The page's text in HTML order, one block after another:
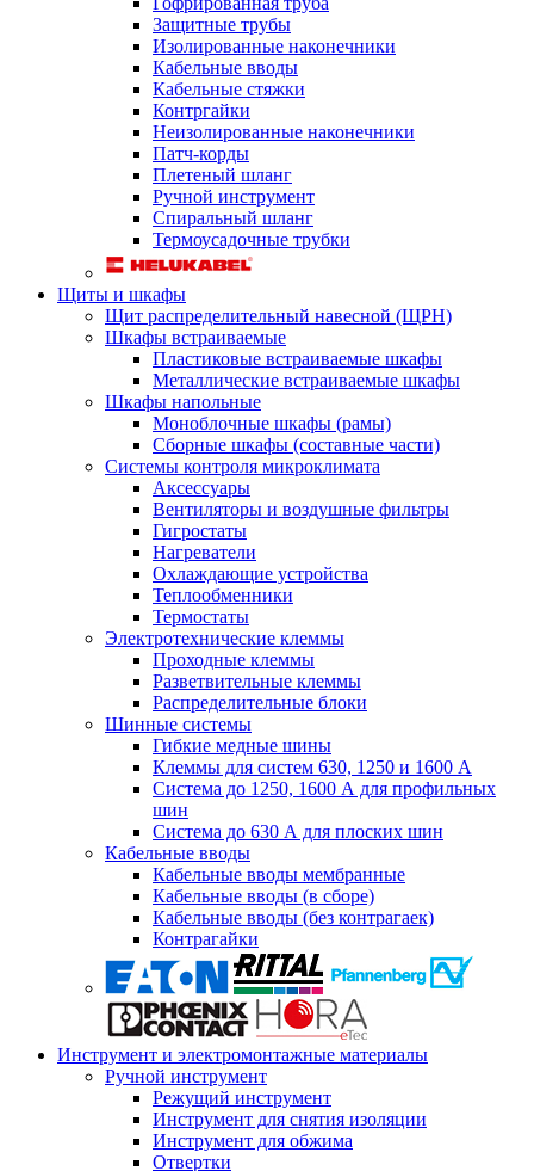
Защитные трубы
Изолированные наконечники
Кабельные вводы
Кабельные стяжки
Контргайки
Неизолированные наконечники
Патч-корды
Плетеный шланг
Ручной инструмент
Спиральный шланг
Термоусадочные трубки
Щиты и шкафы
Щит распределительный навесной (ЩРН)
Шкафы встраиваемые
Пластиковые встраиваемые шкафы
Металлические встраиваемые шкафы
Шкафы напольные
Моноблочные шкафы (рамы)
Сборные шкафы (составные части)
Системы контроля микроклимата
Аксессуары
Вентиляторы и воздушные фильтры
Гигростаты
Нагреватели
Охлаждающие устройства
Теплообменники
Термостаты
Электротехнические клеммы
Проходные клеммы
Разветвительные клеммы
Распределительные блоки
Шинные системы
Гибкие медные шины
Клеммы для систем 630, 1250 и 1600 А
Система до 1250, 1600 А для профильных
шин
Система до 630 А для плоских шин
Кабельные вводы
Кабельные вводы мембранные
Кабельные вводы (в сборе)
Кабельные вводы (без контрагаек)
Контрагайки
Инструмент и электромонтажные материалы
Ручной инструмент
Режущий инструмент
Инструмент для снятия изоляции
Инструмент для обжима
Отвертки